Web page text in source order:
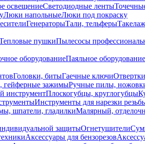
освещениеСветодиодные ленты
Люки напольныеЛюки под покраску
ГенераторыТали, тельферыТакелаж
пушкиПылесосы
оборудованиеПаяльное оборудование
Головки, битыГаечные ключи
гейферные зажимыРучные пилы,
инструментПлоскогубцы, круглогубцы
Инструменты для нарезки
шпатели, гладилкиМалярный,
защитыОгнетушители
Аксессуары для бензорезов